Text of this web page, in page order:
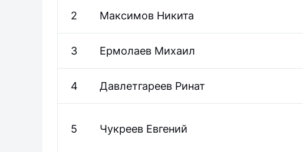
2 Максимов Никита
3 Ермолаев Михаил
4 Давлетгареев Ринат
5 Чукреев Евгений